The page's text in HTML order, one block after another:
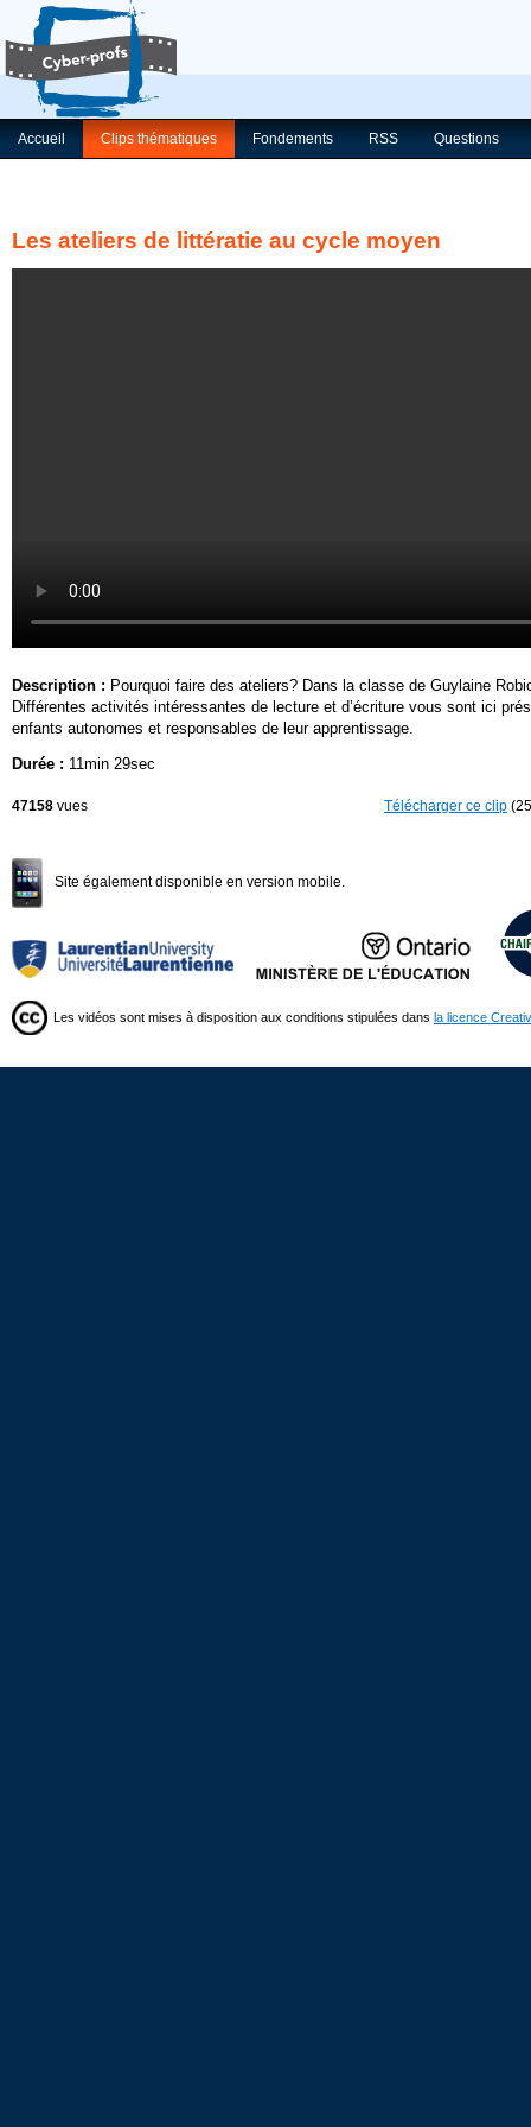
Accueil Clips thématiques Fondements RSS Questions
Les ateliers de littératie au cycle moyen
Description : Pourquoi faire des ateliers? Dans la classe de Guylaine
Différentes activités intéressantes de lecture et d’écriture vous sont ici
enfants autonomes et responsables de leur apprentissage.
Durée : 11min 29sec
47158 vues Télécharger ce clip
Site également disponible en version mobile.
Les vidéos sont mises à disposition aux conditions stipulées dans la licence